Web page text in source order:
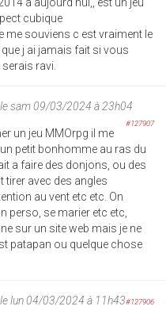
cubique
me souviens c est vraiment le
j ai jamais fait si vous
ravi.
le sam 09/03/2024 à 23h04
#127907
un jeu MMOrpg il me
petit bonhomme au ras du
a faire des donjons, ou des
tirer avec des angles
au vent etc etc. On
perso, se marier etc etc,
sur un site web mais je ne
patapan ou quelque chose
le lun 04/03/2024 à 11h43#127906